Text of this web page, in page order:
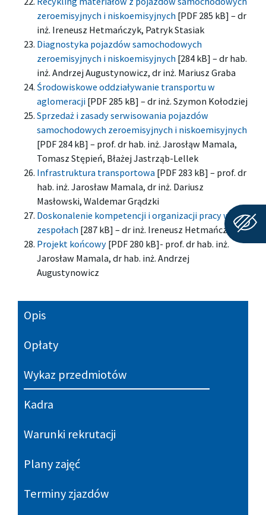
zeroemisyjnych i niskoemisyjnych [PDF 285 kB] – dr
inż. Ireneusz Hetmańczyk, Patryk Stasiak
Diagnostyka pojazdów samochodowych
zeroemisyjnych i niskoemisyjnych [284 kB] – dr hab.
inż. Andrzej Augustynowicz, dr inż. Mariusz Graba
Środowiskowe oddziaływanie transportu w
aglomeracji [PDF 285 kB] – dr inż. Szymon Kołodziej
Sprzedaż i zasady serwisowania pojazdów
samochodowych zeroemisyjnych i niskoemisyjnych
[PDF 284 kB] – prof. dr hab. inż. Jarosłąw Mamala,
Tomasz Stępień, Błażej Jastrząb-Lellek
Infrastruktura transportowa [PDF 283 kB] – prof. dr
hab. inż. Jarosław Mamala, dr inż. Dariusz
Masłowski, Waldemar Grądzki
Doskonalenie kompetencji i organizacji pracy w
zespołach [287 kB] – dr inż. Ireneusz Hetmańczyk
Projekt końcowy [PDF 280 kB]- prof. dr hab. inż.
Jarosław Mamala, dr hab. inż. Andrzej
Augustynowicz
Opis
Opłaty
Wykaz przedmiotów
Kadra
Warunki rekrutacji
Plany zajęć
Terminy zjazdów